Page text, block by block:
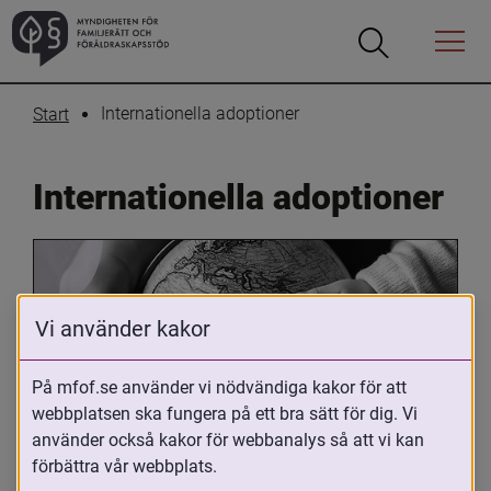
Öppna
Öppna
Menyn
Start Internationella adoptioner
Internationella adoptioner
Oavsett om du är adopterad,
adoptivförälder eller arbetar med
Vi använder kakor
På mfof.se använder vi nödvändiga kakor för att
webbplatsen ska fungera på ett bra sätt för dig. Vi
använder också kakor för webbanalys så att vi kan
förbättra vår webbplats.